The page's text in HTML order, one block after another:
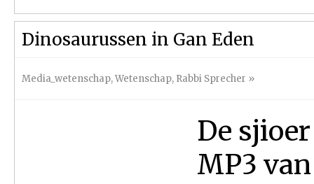
Dinosaurussen in Gan Eden
Media_wetenschap,Wetenschap, Rabbi Sprecher »
De
MP3